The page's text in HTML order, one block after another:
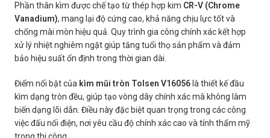
Phần thân kìm được chế tạo từ thép hợp kim CR-V (Chrome
Vanadium), mang lại độ cứng cao, khả năng chịu lực tốt và
chống mài mòn hiệu quả. Quy trình gia công chính xác kết hợp
xử lý nhiệt nghiêm ngặt giúp tăng tuổi thọ sản phẩm và đảm
bảo hiệu suất ổn định trong thời gian dài.
Điểm nổi bật của kìm mũi tròn Tolsen V16056 là thiết kế đầu
kìm dạng tròn đều, giúp tạo vòng dây chính xác mà không làm
biến dạng lõi dẫn. Điều này đặc biệt quan trọng trong các công
việc đấu nối điện, nơi yêu cầu độ chính xác cao và tính thẩm mỹ